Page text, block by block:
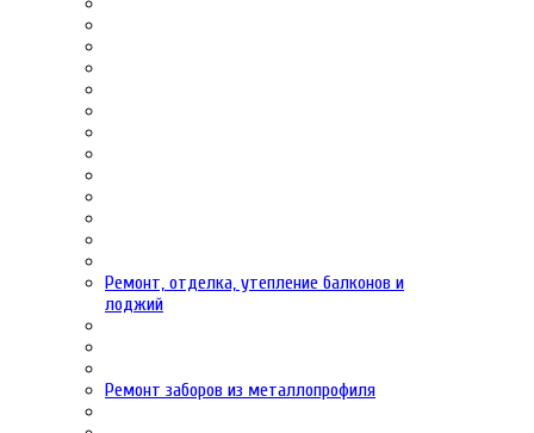
Ремонт, отделка, утепление балконов и
лоджий
Ремонт заборов из металлопрофиля